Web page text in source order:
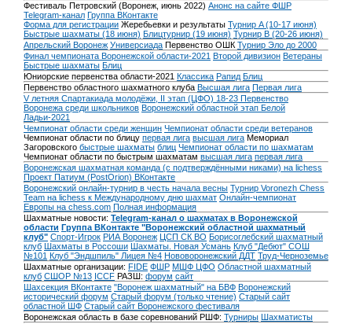
Фестиваль Петровский (Воронеж, июнь 2022) Анонс на сайте ФШР
Telegram-канал Группа ВКонтакте
Форма для регистрации Жеребьевки и результаты Турнир A (10-17 июня)
Быстрые шахматы (18 июня) Блицтурнир (19 июня) Турнир B (20-26 июня)
Апрельский Воронеж Универсиада Первенство ОШК Турнир Эло до 2000
Финал чемпионата Воронежской области-2021 Второй дивизион Ветераны
Быстрые шахматы Блиц
Юниорские первенства области-2021 Классика Рапид Блиц
Первенство областного шахматного клуба Высшая лига Первая лига
V летняя Спартакиада молодёжи, II этап (ЦФО) 18-23 Первенство
Воронежа среди школьников Воронежский областной этап Белой
Ладьи-2021
Чемпионат области среди женщин Чемпионат области среди ветеранов
Чемпионат области по блицу первая лига высшая лига Мемориал
Загоровского быстрые шахматы блиц Чемпионат области по шахматам
Чемпионат области по быстрым шахматам высшая лига первая лига
Воронежская шахматная команда (с подтверждёнными никами) на lichess
Проект Патиум (PostOrion) ВКонтакте
Воронежский онлайн-турнир в честь начала весны Турнир Voronezh Chess
Team на lichess к Международному дню шахмат Онлайн-чемпионат
Европы на chess.com Полная информация
Шахматные новости: Telegram-канал о шахматах в Воронежской
области Группа ВКонтакте "Воронежский областной шахматный
клуб" Спорт-Игрок РИА Воронеж ЦСП СК ВО Борисоглебский шахматный
клуб Шахматы в Россоши Шахматы. Новая Усмань Клуб "Дебют" СОШ
№101 Клуб "Эндшпиль" Лицея №4 Нововоронежский ДДТ Труд-Черноземье
Шахматные организации: FIDE ФШР МШФ ЦФО Областной шахматный
клуб СШОР №13 ICCF РАЗШ: форум сайт
Шахсекция ВКонтакте "Воронеж шахматный" на БВФ Воронежский
исторический форум Cтарый форум (только чтение) Старый сайт
областной ШФ Старый сайт Воронежского фестиваля
Воронежская область в базе соревнований РШФ: Турниры Шахматисты